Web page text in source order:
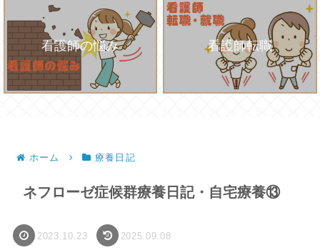
看護師の悩み 看護師転職
ホーム 療養日記
ネフローゼ症候群療養日記・自宅療養⑬
2023.10.23 2025.09.08